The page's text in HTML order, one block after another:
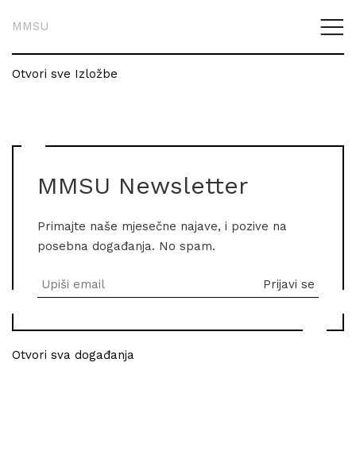
MMSU
Otvori sve Izložbe
MMSU Newsletter
Primajte naše mjesečne najave, i pozive na
posebna događanja. No spam.
Otvori sva događanja